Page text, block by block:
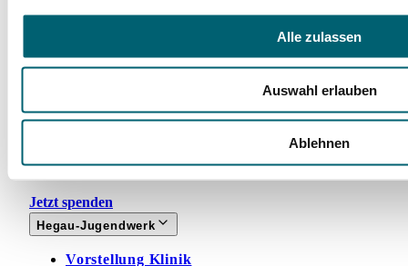
Alle zulassen
Auswahl erlauben
Ablehnen
Facebook Instagram LinkedIn YouTube
unserer jungen Rehabilitandinnen und
Rehabilitanden und ihrer Angehörigen.
Jetzt spenden
Hegau-Jugendwerk
Vorstellung Klinik